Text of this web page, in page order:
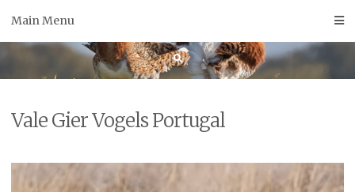
Main Menu
Vale Gier Vogels Portugal